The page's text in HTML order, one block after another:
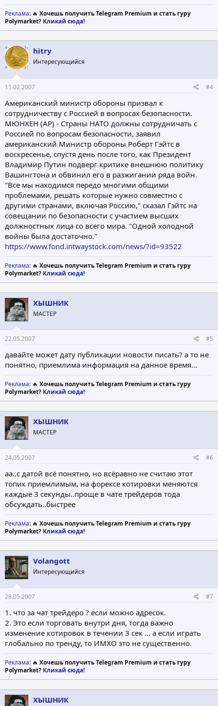
Реклама: 🔥 Хочешь получить Telegram Premium и стать гуру
Polymarket? Кликай сюда!
hitry
Интересующийся
11.02.2007 #4
Американский министр обороны призвал к
сотрудничеству с Россией в вопросах безопасности.
МЮНХЕН (AP) - Страны НАТО должны сотрудничать с
Россией по вопросам безопасности, заявил
американский Министр обороны Роберт Гэйтс в
воскресенье, спустя день после того, как Президент
Владимир Путин подверг критике внешнюю политику
Вашингтона и обвинил его в разжигании ряда войн.
"Все мы находимся передо многими общими
проблемами, решать которые нужно совместно с
другими странами, включая Россию," сказал Гэйтс на
совещании по безопасности с участием высших
должностных лица со всего мира. "Одной холодной
войны была достаточно."
https://www.fond.intwaystock.com/news/?id=93522
Реклама: 🔥 Хочешь получить Telegram Premium и стать гуру
Polymarket? Кликай сюда!
ХЫШНИК
МАСТЕР
22.05.2007 #5
давайте может дату публикации новости писать? а то не
понятно, приемлима информация на данное время...
Реклама: 🔥 Хочешь получить Telegram Premium и стать гуру
Polymarket? Кликай сюда!
ХЫШНИК
МАСТЕР
24.05.2007 #6
аа..с датой всё понятно, но всёравно не считаю этот
топик приемлимым, на форексе котировки меняются
каждые 3 секунды..проще в чате трейдеров тода
обсуждать..быстрее
Реклама: 🔥 Хочешь получить Telegram Premium и стать гуру
Polymarket? Кликай сюда!
Volangott
Интересующийся
28.05.2007 #7
1. что за чат трейдеро ? если можно адресок.
2. Это если торговать внутри дня, тогда важно
изменение котировок в течении 3 сек ... а если играть
глобально по тренду, то ИМХО это не существенно.
Реклама: 🔥 Хочешь получить Telegram Premium и стать гуру
Polymarket? Кликай сюда!
ХЫШНИК